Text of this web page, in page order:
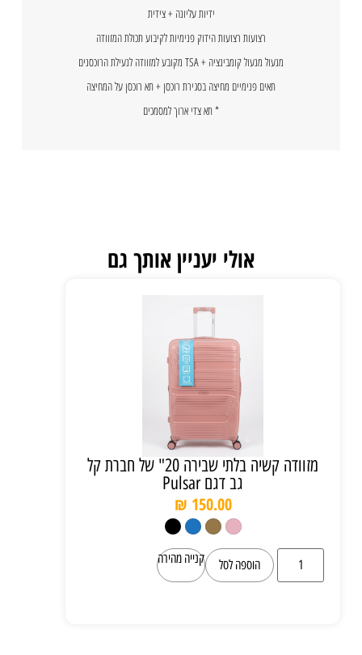
ידיות עליונה + צידית
רצועות רצועות הידוק פנימיות לקיבוע תכולת המזוודה
מנעול מנעול קומבינציה + TSA מקובע למזוודה לנעילת הרוכסנים
תאים פנימיים מחיצה בסגירת רוכסן + תא רוכסן על המחיצה
* תא צדי ארוך למסמכים
אולי יעניין אותך גם
מזוודה קשיה בלתי שבירה 20" של חברת קל
גב דגם Pulsar
₪ 150.00
הוספה לסל קנייה מהירה